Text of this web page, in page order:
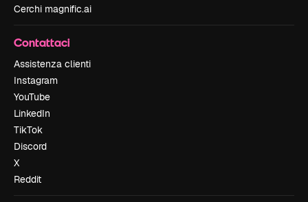
Cerchi magnific.ai
Contattaci
Assistenza clienti
Instagram
YouTube
LinkedIn
TikTok
Discord
X
Reddit